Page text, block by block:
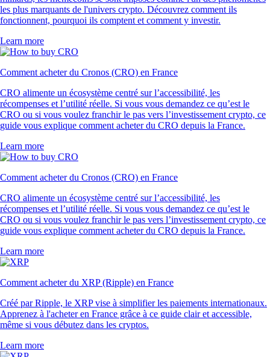
les plus marquants de l'univers crypto. Découvrez comment ils
fonctionnent, pourquoi ils comptent et comment y investir.
Learn more
Comment acheter du Cronos (CRO) en France
CRO alimente un écosystème centré sur l’accessibilité, les
récompenses et l’utilité réelle. Si vous vous demandez ce qu’est le
CRO ou si vous voulez franchir le pas vers l’investissement crypto, ce
guide vous explique comment acheter du CRO depuis la France.
Learn more
Comment acheter du Cronos (CRO) en France
CRO alimente un écosystème centré sur l’accessibilité, les
récompenses et l’utilité réelle. Si vous vous demandez ce qu’est le
CRO ou si vous voulez franchir le pas vers l’investissement crypto, ce
guide vous explique comment acheter du CRO depuis la France.
Learn more
Comment acheter du XRP (Ripple) en France
Créé par Ripple, le XRP vise à simplifier les paiements internationaux.
Apprenez à l'acheter en France grâce à ce guide clair et accessible,
même si vous débutez dans les cryptos.
Learn more